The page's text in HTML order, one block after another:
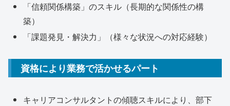
「信頼関係構築」のスキル（長期的な関係性の構
築）
「課題発見・解決力」（様々な状況への対応経験）
資格により業務で活かせるパート
キャリアコンサルタントの傾聴スキルにより、部下